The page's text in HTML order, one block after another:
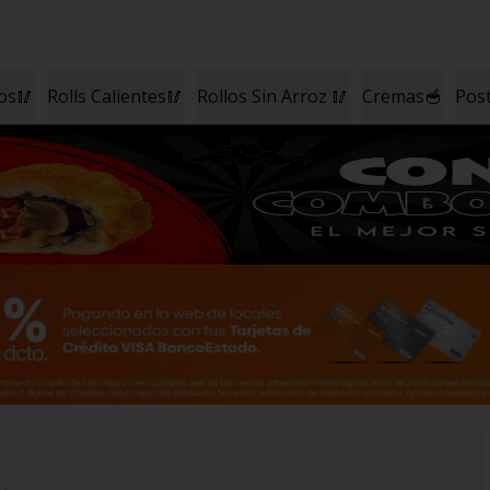
Rolls Calientes🥢 Rollos Sin Arroz 🥢 Cremas🥣